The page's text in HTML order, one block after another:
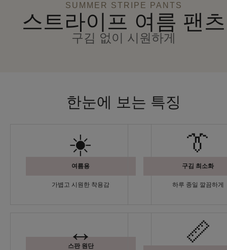
SUMMER STRIPE PANTS
스트라이프 여름 팬츠
구김 없이 시원하게
한눈에 보는 특징
☀️
여름용
가볍고 시원한 착용감
👔
구김 최소화
하루 종일 깔끔하게
↔️
스판 원단 📏